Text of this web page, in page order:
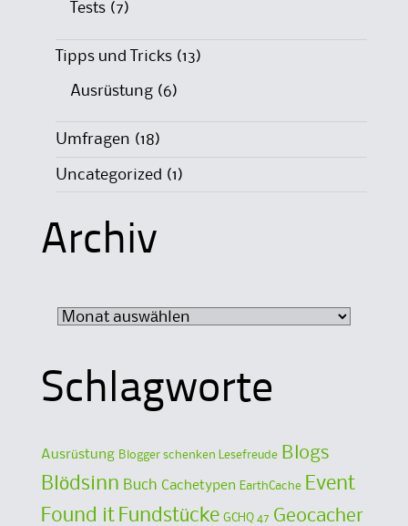
Tests(7)
Tipps und Tricks(13)
Ausrüstung(6)
Umfragen (18)
Uncategorized (1)
Archiv
Schlagworte
Ausrüstung Blogger schenken Lesefreude Blogs
Blödsinn Buch Cachetypen EarthCache
Event
Found it Fundstücke GCHQ 47 Geocacher